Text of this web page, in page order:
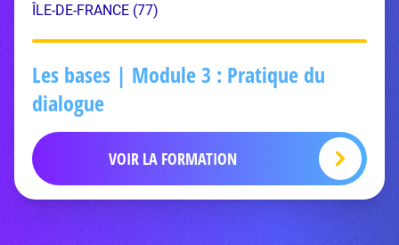
ÎLE-DE-FRANCE (77)
Les bases | Module 3 : Pratique du
dialogue
VOIR LA FORMATION